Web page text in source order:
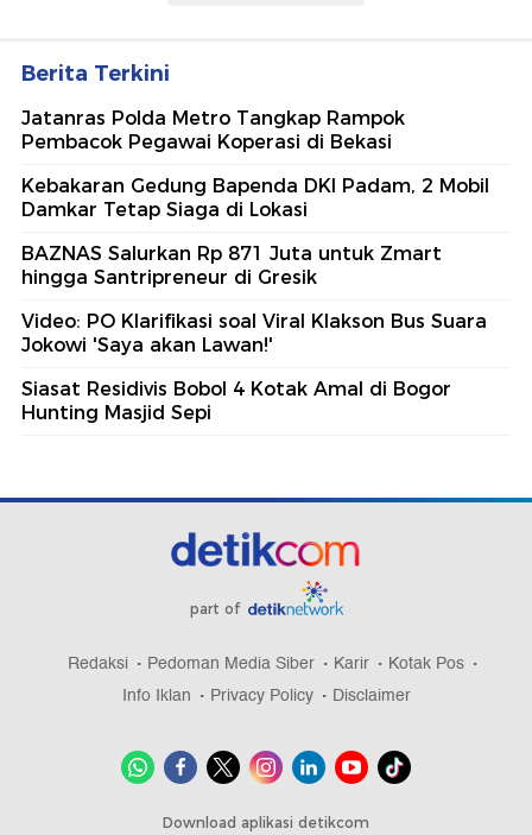
Berita Terkini
Jatanras Polda Metro Tangkap Rampok
Pembacok Pegawai Koperasi di Bekasi
Kebakaran Gedung Bapenda DKI Padam, 2 Mobil
Damkar Tetap Siaga di Lokasi
BAZNAS Salurkan Rp 871 Juta untuk Zmart
hingga Santripreneur di Gresik
Video: PO Klarifikasi soal Viral Klakson Bus Suara
Jokowi 'Saya akan Lawan!'
Siasat Residivis Bobol 4 Kotak Amal di Bogor
Hunting Masjid Sepi
part of
Redaksi Pedoman Media Siber Karir
Kotak Pos
Info Iklan
Privacy Policy Disclaimer
Download aplikasi detikcom